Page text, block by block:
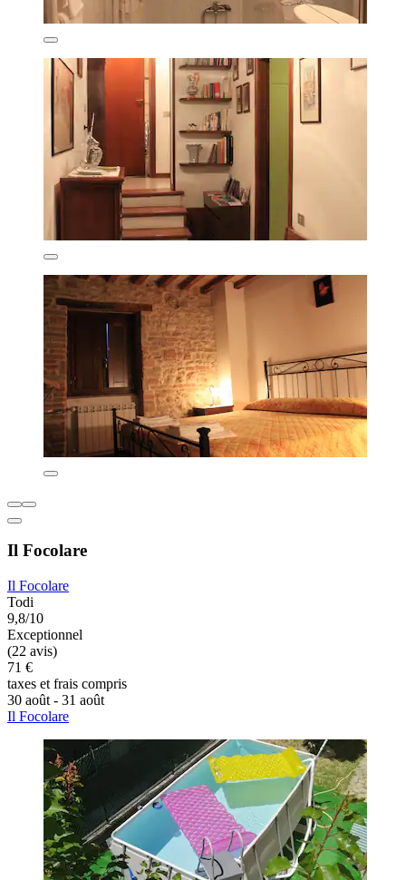
Il Focolare
Il Focolare
Todi
9,8/10
Exceptionnel
(22 avis)
71 €
taxes et frais compris
30 août - 31 août
Il Focolare